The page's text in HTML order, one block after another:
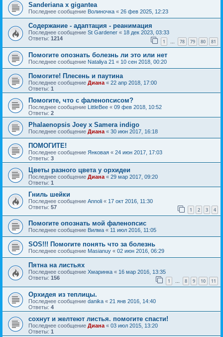
Sanderiana x gigantea
Последнее сообщение Волиночка « 26 фев 2025, 12:23
Содержание - адаптация - реанимация
Последнее сообщение St Gardener « 18 дек 2023, 03:33
Ответы: 1214 1 … 78 79 80 81
Помогите опознать болезнь ли это или нет
Последнее сообщение Nataliya 21 « 10 сен 2018, 00:20
Помогите! Плесень и паутина
Последнее сообщение Диана « 22 апр 2018, 17:00
Ответы: 1
Помогите, что с фаленопсисом?
Последнее сообщение LittleBee « 09 фев 2018, 10:52
Ответы: 2
Phalaenopsis Joey x Samera indigo
Последнее сообщение Диана « 30 июн 2017, 16:18
ПОМОГИТЕ!
Последнее сообщение Янковая « 24 июн 2017, 17:03
Ответы: 3
Цветы разного цвета у орхидеи
Последнее сообщение Диана « 29 мар 2017, 09:20
Ответы: 1
Гниль шейки
Последнее сообщение Annoli « 17 окт 2016, 11:30
Ответы: 57 1 2 3 4
Помогите опознать мой фаленопсис
Последнее сообщение Вилма « 11 июл 2016, 11:05
SOS!!! Помогите понять что за болезнь
Последнее сообщение Masianuy « 02 июн 2016, 06:29
Пятна на листьях
Последнее сообщение Хмаринка « 16 мар 2016, 13:35
Ответы: 156 1 … 8 9 10 11
Орхидея из теплицы.
Последнее сообщение danika « 21 янв 2016, 14:40
Ответы: 4
сохнут и желтеют листья. помогите спасти!
Последнее сообщение Диана « 03 июл 2015, 13:20
Ответы: 1